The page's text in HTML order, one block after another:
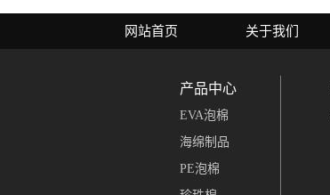
网站首页 关于我们
产品中心
EVA泡棉
海绵制品
PE泡棉